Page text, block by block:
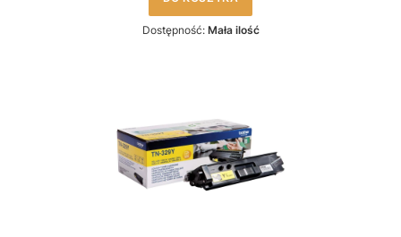
Dostępność: Mała ilość